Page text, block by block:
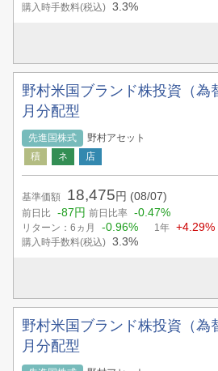
購入時手数料(税込) 3.3%
野村米国ブランド株投資（為
月分配型
先進国株式 野村アセット
基準価額 18,475 円 (08/07)
前日比 -87円 前日比率 -0.47%
リターン：6ヵ月 -0.96% 1年 +4.29%
購入時手数料(税込) 3.3%
野村米国ブランド株投資（為
月分配型